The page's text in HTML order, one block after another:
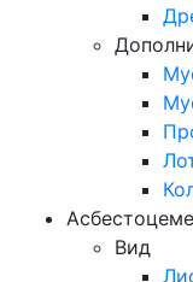
Вид